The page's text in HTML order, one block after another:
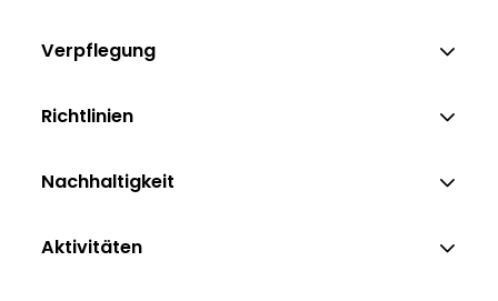
Verpflegung
Richtlinien
Nachhaltigkeit
Aktivitäten